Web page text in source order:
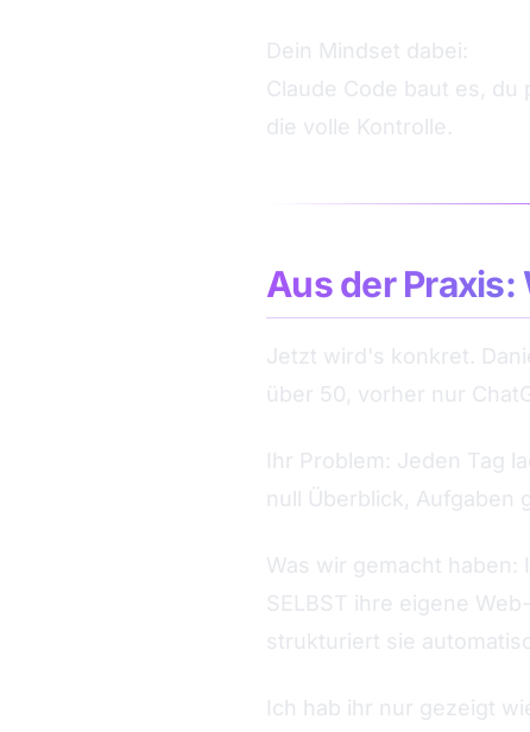
Dein Mindset dabei:
Claude Code baut es,
die volle Kontrolle.
Aus der Praxis:
Jetzt wird's konkret.
über 50, vorher nur
Ihr Problem: Jeden Tag
null Überblick, Aufgaben
Was wir gemacht haben:
SELBST ihre eigene
strukturiert sie
Ich hab ihr nur gezeigt